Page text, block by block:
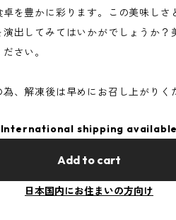
卓を豊かに彩ります。この美味しさ
演出してみてはいかがでしょうか？
さい。
、解凍後は早めにお召し上がりく
International shipping available
Add to cart
日本国内にお住まいの方向け